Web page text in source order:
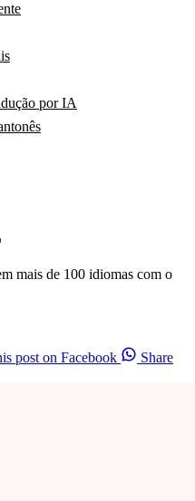
por IA
mais de 100 idiomas com o
post on Facebook
Share